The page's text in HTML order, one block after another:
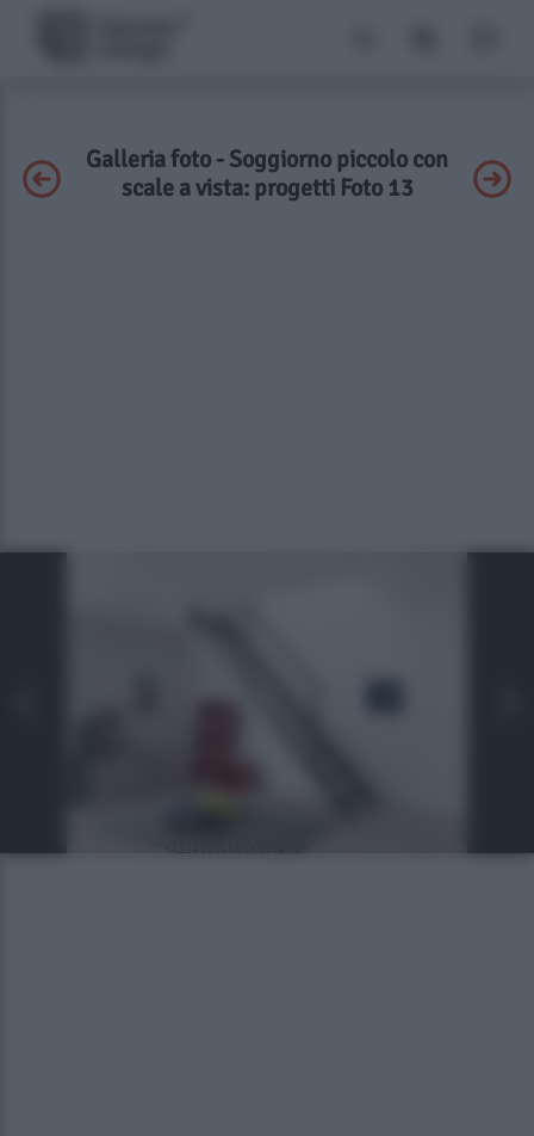
Galleria foto - Soggiorno piccolo con
scale a vista: progetti Foto 13